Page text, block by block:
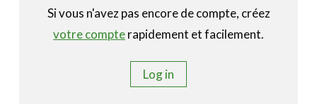
Si vous n'avez pas encore de compte, créez
votre compterapidement et facilement.
Log in